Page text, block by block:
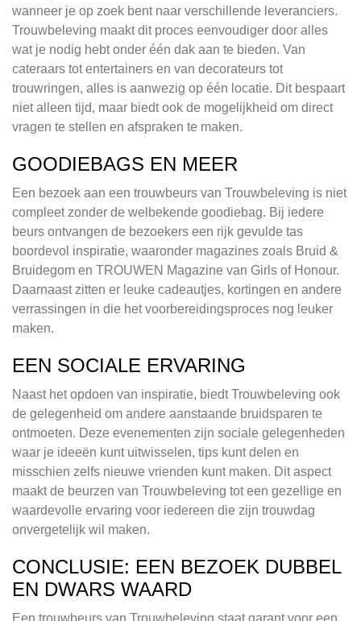
wanneer je op zoek bent naar verschillende leveranciers.
Trouwbeleving maakt dit proces eenvoudiger door alles
wat je nodig hebt onder één dak aan te bieden. Van
cateraars tot entertainers en van decorateurs tot
trouwringen, alles is aanwezig op één locatie. Dit bespaart
niet alleen tijd, maar biedt ook de mogelijkheid om direct
vragen te stellen en afspraken te maken.
GOODIEBAGS EN MEER
Een bezoek aan een trouwbeurs van Trouwbeleving is niet
compleet zonder de welbekende goodiebag. Bij iedere
beurs ontvangen de bezoekers een rijk gevulde tas
boordevol inspiratie, waaronder magazines zoals Bruid &
Bruidegom en TROUWEN Magazine van Girls of Honour.
Daarnaast zitten er leuke cadeautjes, kortingen en andere
verrassingen in die het voorbereidingsproces nog leuker
maken.
EEN SOCIALE ERVARING
Naast het opdoen van inspiratie, biedt Trouwbeleving ook
de gelegenheid om andere aanstaande bruidsparen te
ontmoeten. Deze evenementen zijn sociale gelegenheden
waar je ideeën kunt uitwisselen, tips kunt delen en
misschien zelfs nieuwe vrienden kunt maken. Dit aspect
maakt de beurzen van Trouwbeleving tot een gezellige en
waardevolle ervaring voor iedereen die zijn trouwdag
onvergetelijk wil maken.
CONCLUSIE: EEN BEZOEK DUBBEL
EN DWARS WAARD